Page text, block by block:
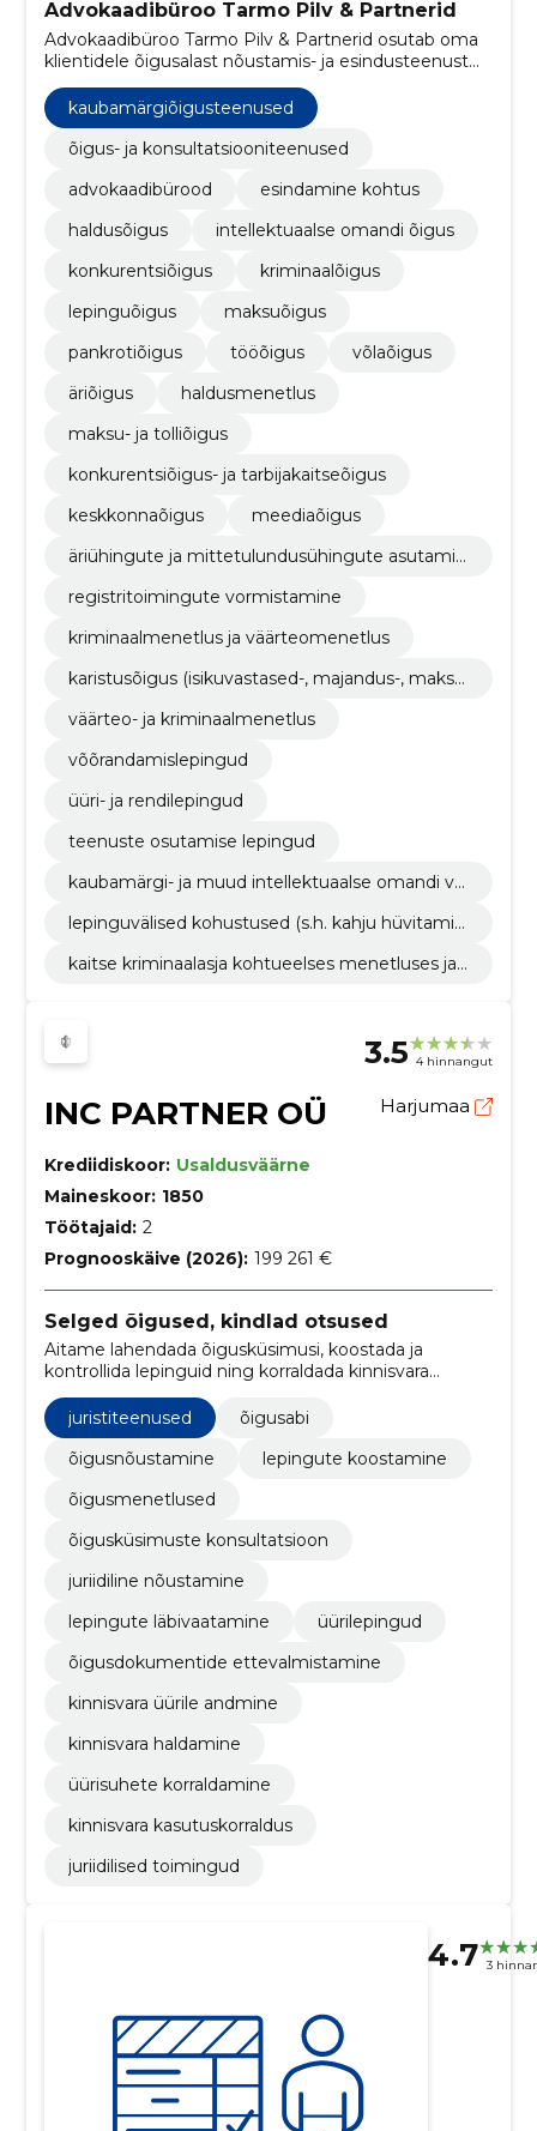
Advokaadibüroo Tarmo Pilv & Partnerid
Advokaadibüroo Tarmo Pilv & Partnerid osutab oma
klientidele õigusalast nõustamis- ja esindusteenust
prioriteetseteks era- , haldus- ja karistusõiguse alaseid
probleeme.
kaubamärgiõigusteenused
õigus- ja konsultatsiooniteenused
advokaadibürood
esindamine kohtus
haldusõigus
intellektuaalse omandi õigus
konkurentsiõigus
kriminaalõigus
lepinguõigus
maksuõigus
pankrotiõigus
tööõigus
võlaõigus
äriõigus
haldusmenetlus
maksu- ja tolliõigus
konkurentsiõigus- ja tarbijakaitseõigus
keskkonnaõigus
meediaõigus
äriühingute ja mittetulundusühingute asutamin
registritoimingute vormistamine
kriminaalmenetlus ja väärteomenetlus
karistusõigus (isikuvastased-, majandus-, maksu
väärteo- ja kriminaalmenetlus
võõrandamislepingud
üüri- ja rendilepingud
teenuste osutamise lepingud
kaubamärgi- ja muud intellektuaalse omandi vai
lepinguvälised kohustused (s.h. kahju hüvitamin
kaitse kriminaalasja kohtueelses menetluses ja
3.5 4 hinnangut
INC PARTNER OÜ Harjumaa
Krediidiskoor: Usaldusväärne
Maineskoor: 1850
Töötajaid: 2
Prognooskäive (2026): 199 261 €
Selged õigused, kindlad otsused
Aitame lahendada õigusküsimusi, koostada ja
kontrollida lepinguid ning korraldada kinnisvara
kasutust ja üürisuhteid. Tugi, mis teeb otsused
selgemaks ja protsessid sujuvamaks.
juristiteenused
õigusabi
õigusnõustamine
lepingute koostamine
õigusmenetlused
õigusküsimuste konsultatsioon
juriidiline nõustamine
lepingute läbivaatamine
üürilepingud
õigusdokumentide ettevalmistamine
kinnisvara üürile andmine
kinnisvara haldamine
üürisuhete korraldamine
kinnisvara kasutuskorraldus
juriidilised toimingud
4.7 3